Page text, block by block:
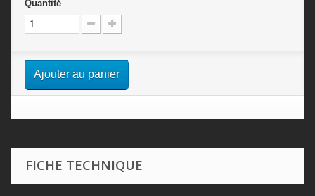
Quantité
Ajouter au panier
FICHE TECHNIQUE